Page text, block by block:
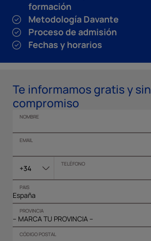
formación
Metodología Davante
Proceso de admisión
Fechas y horarios
Te informamos gratis y sin
compromiso
NOMBRE
EMAIL
+34 TELÉFONO
PAIS
PROVINCIA
CÓDIGO POSTAL